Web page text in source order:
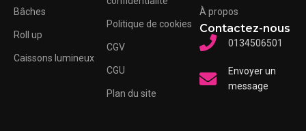
Bâches
Roll up
Caissons lumineux
Politique de cookies
CGV
CGU
Plan du site
À propos
Contactez-nous
0134506501
Envoyer un
message